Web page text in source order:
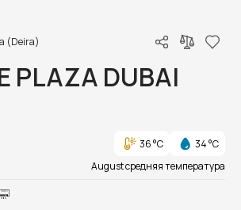
(Deira)
PLAZA DUBAI
36 °C
34 °C
August средняя температура